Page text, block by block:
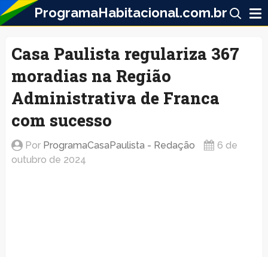
ProgramaHabitacional.com.br
Casa Paulista regulariza 367
moradias na Região
Administrativa de Franca
com sucesso
Por ProgramaCasaPaulista - Redação
6 de
outubro de 2024